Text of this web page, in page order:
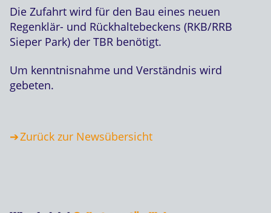
Die Zufahrt wird für den Bau eines neuen
Regenklär- und Rückhaltebeckens (RKB/RRB
Sieper Park) der TBR benötigt.
Um kenntnisnahme und Verständnis wird
gebeten.
Zurück zur Newsübersicht